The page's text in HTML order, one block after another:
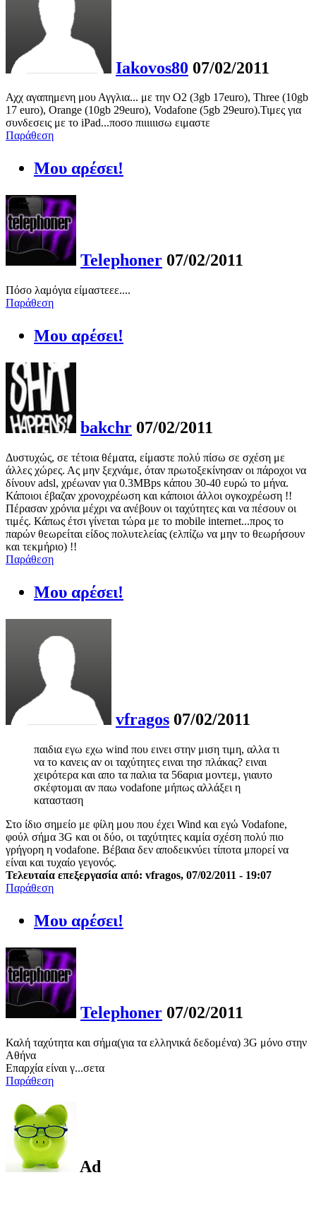
Iakovos80 07/02/2011
Αχχ αγαπημενη μου Αγγλια... με την Ο2 (3gb 17euro), Three (10gb
17 euro), Orange (10gb 29euro), Vodafone (5gb 29euro).Τιμες για
συνδεσεις με το iPad...ποσο πιιιιιισω ειμαστε
Παράθεση
Μου αρέσει!
Telephoner 07/02/2011
Πόσο λαμόγια είμαστεεε....
Παράθεση
Μου αρέσει!
bakchr 07/02/2011
Δυστυχώς, σε τέτοια θέματα, είμαστε πολύ πίσω σε σχέση με
άλλες χώρες. Ας μην ξεχνάμε, όταν πρωτοξεκίνησαν οι πάροχοι να
δίνουν adsl, χρέωναν για 0.3ΜΒps κάπου 30-40 ευρώ το μήνα.
Κάποιοι έβαζαν χρονοχρέωση και κάποιοι άλλοι ογκοχρέωση !!
Πέρασαν χρόνια μέχρι να ανέβουν οι ταχύτητες και να πέσουν οι
τιμές. Κάπως έτσι γίνεται τώρα με το mobile internet...προς το
παρών θεωρείται είδος πολυτελείας (ελπίζω να μην το θεωρήσουν
και τεκμήριο) !!
Παράθεση
Μου αρέσει!
vfragos 07/02/2011
παιδια εγω εχω wind που εινει στην μιση τιμη, αλλα τι
να το κανεις αν οι ταχύτητες ειναι τησ πλάκας? ειναι
χειρότερα και απο τα παλια τα 56αρια μοντεμ, γιαυτο
σκέφτομαι αν παω vodafone μήπως αλλάξει η
κατασταση
Στο ίδιο σημείο με φίλη μου που έχει Wind και εγώ Vodafone,
φούλ σήμα 3G και οι δύο, οι ταχύτητες καμία σχέση πολύ πιο
γρήγορη η vodafone. Βέβαια δεν αποδεικνύει τίποτα μπορεί να
είναι και τυχαίο γεγονός.
Τελευταία επεξεργασία από: vfragos, 07/02/2011 - 19:07
Παράθεση
Μου αρέσει!
Telephoner 07/02/2011
Καλή ταχύτητα και σήμα(για τα ελληνικά δεδομένα) 3G μόνο στην
Αθήνα
Επαρχία είναι γ...σετα
Παράθεση
Ad